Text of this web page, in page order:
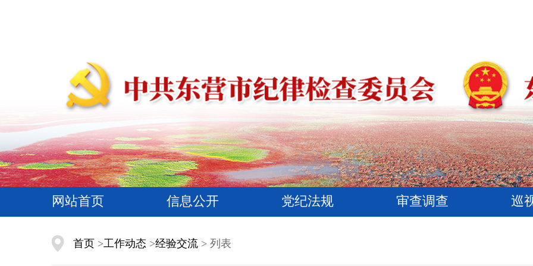
网站首页 信息公开 党纪法规 审查调查 巡
首页 >工作动态 >经验交流 > 列表